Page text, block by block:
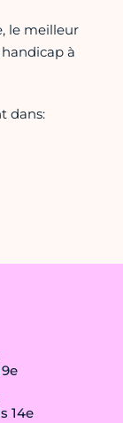
14e
le meilleur
à
dans: